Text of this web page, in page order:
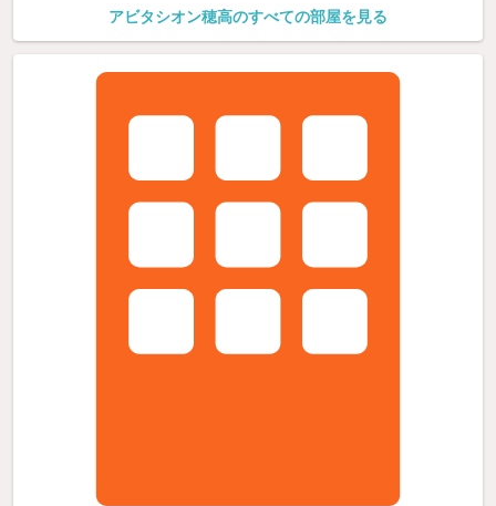
アビタシオン穂高のすべての部屋を見る